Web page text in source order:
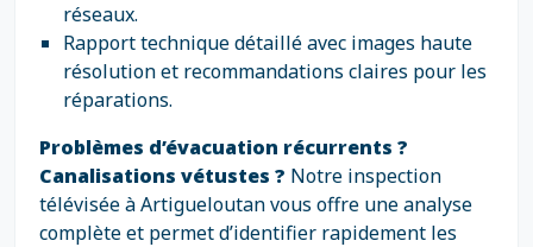
réseaux.
Rapport technique détaillé avec images haute
résolution et recommandations claires pour les
réparations.
Problèmes d’évacuation récurrents ?
Canalisations vétustes ? Notre inspection
télévisée à Artigueloutan vous offre une analyse
complète et permet d’identifier rapidement les